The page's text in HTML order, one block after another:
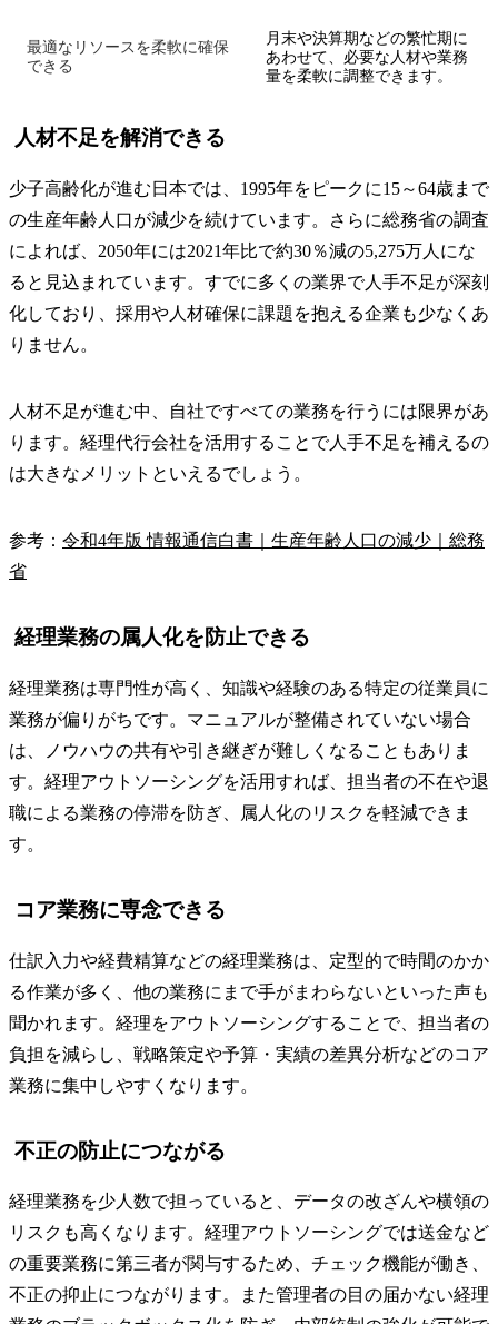
最適なリソースを柔軟に確保
できる
月末や決算期などの繁忙期に
あわせて、必要な人材や業務
量を柔軟に調整できます。
人材不足を解消できる
少子高齢化が進む日本では、1995年をピークに15～64歳まで
の生産年齢人口が減少を続けています。さらに総務省の調査
によれば、2050年には2021年比で約30％減の5,275万人にな
ると見込まれています。すでに多くの業界で人手不足が深刻
化しており、採用や人材確保に課題を抱える企業も少なくあ
りません。
人材不足が進む中、自社ですべての業務を行うには限界があ
ります。経理代行会社を活用することで人手不足を補えるの
は大きなメリットといえるでしょう。
参考： 令和4年版 情報通信白書｜生産年齢人口の減少｜総務
省
経理業務の属人化を防止できる
経理業務は専門性が高く、知識や経験のある特定の従業員に
業務が偏りがちです。マニュアルが整備されていない場合
は、ノウハウの共有や引き継ぎが難しくなることもありま
す。経理アウトソーシングを活用すれば、担当者の不在や退
職による業務の停滞を防ぎ、属人化のリスクを軽減できま
す。
コア業務に専念できる
仕訳入力や経費精算などの経理業務は、定型的で時間のかか
る作業が多く、他の業務にまで手がまわらないといった声も
聞かれます。経理をアウトソーシングすることで、担当者の
負担を減らし、戦略策定や予算・実績の差異分析などのコア
業務に集中しやすくなります。
不正の防止につながる
経理業務を少人数で担っていると、データの改ざんや横領の
リスクも高くなります。経理アウトソーシングでは送金など
の重要業務に第三者が関与するため、チェック機能が働き、
不正の抑止につながります。また管理者の目の届かない経理